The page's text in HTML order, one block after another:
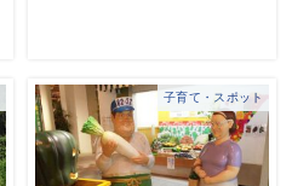
子育て・スポット